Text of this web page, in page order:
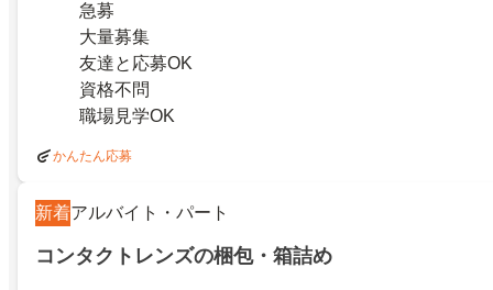
急募
大量募集
友達と応募OK
資格不問
職場見学OK
かんたん応募
新着アルバイト・パート
コンタクトレンズの梱包・箱詰め